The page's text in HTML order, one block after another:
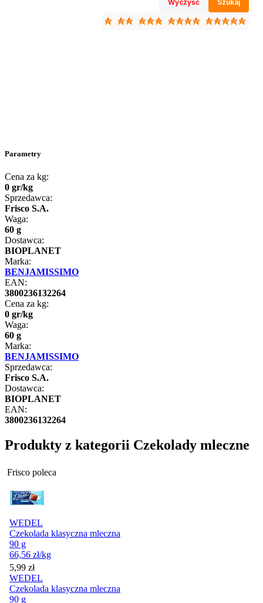
Wyczyść Szukaj
Parametry
Cena za kg:
0 gr/kg
Sprzedawca:
Frisco S.A.
Waga:
60 g
Dostawca:
BIOPLANET
Marka:
BENJAMISSIMO
EAN:
3800236132264
Cena za kg:
0 gr/kg
Waga:
60 g
Marka:
BENJAMISSIMO
Sprzedawca:
Frisco S.A.
Dostawca:
BIOPLANET
EAN:
3800236132264
Produkty z kategorii Czekolady mleczne
Frisco poleca
WEDEL
Czekolada klasyczna mleczna
90 g
66,56 zł/kg
Cena
5,99 zł
WEDEL
Czekolada klasyczna mleczna
90 g